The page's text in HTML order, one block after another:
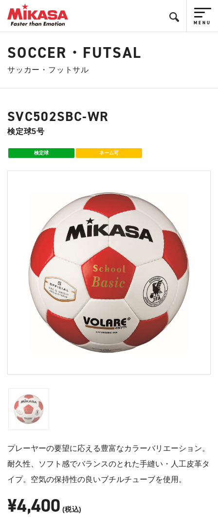
SOCCER・FUTSAL
サッカー・フットサル
SVC502SBC-WR
検定球5号
検定球 ネーム可
プレーヤーの要望に応える豊富なカラーバリエーション。
耐久性、ソフト感でバランスのとれた手縫い・人工皮革タ
イプ。空気の保持性の良いブチルチューブを使用。
¥4,400 (税込)